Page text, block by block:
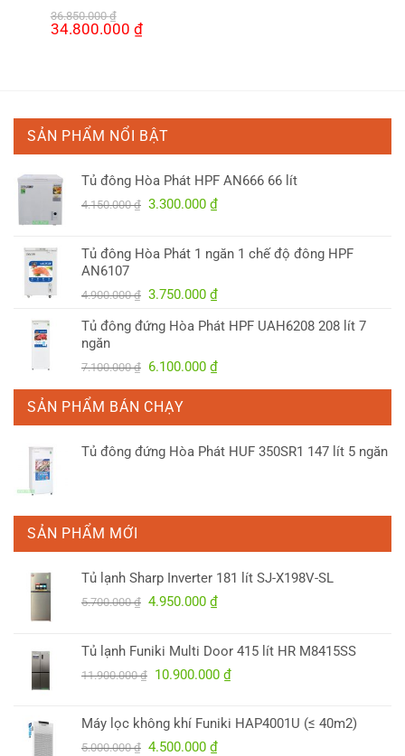
36.850.000₫
Giá
gốc
34.800.000 ₫Giá
hiện
SẢN PHẨM NỔI BẬT
Tủ đông Hòa Phát HPF AN666 66 lít
4.150.000₫ Giá
4.150.000 ₫.
3.300.000 ₫Giá
là:
Tủ đông Hòa Phát 1 ngăn 1 chế độ đông HPF
AN6107
4.900.000₫ Giá
là:
3.750.000 ₫Giá
tại
3.750.000 ₫.
Tủ đông đứng Hòa Phát HPF UAH6208 208 lít 7
ngăn
7.100.000₫ Giá
là:
7.100.000 ₫.
6.100.000 ₫Giá
là:
SẢN PHẨM BÁN CHẠY
Tủ đông đứng Hòa Phát HUF 350SR1 147 lít 5 ngăn
SẢN PHẨM MỚI
Tủ lạnh Sharp Inverter 181 lít SJ-X198V-SL
5.700.000₫ Giá
5.700.000 ₫.
4.950.000 ₫Giá
là:
4.950.000 ₫.
Tủ lạnh Funiki Multi Door 415 lít HR M8415SS
11.900.000₫ Giá
11.900.000 ₫.
10.900.000 ₫Giá
là:
Máy lọc không khí Funiki HAP4001U (≤ 40m2)
5.000.000₫ Giá
4.500.000 ₫Giá